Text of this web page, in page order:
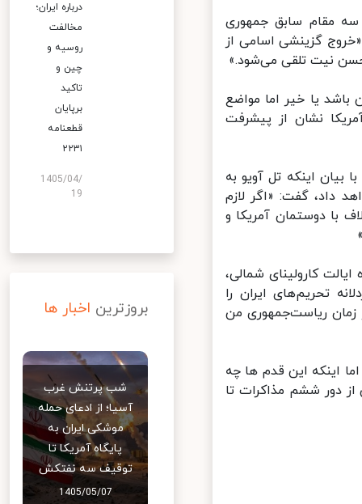
مقام سابق جمهوری
گزینشی اسامی از
نیت تلقی می‌شود.»
یا خیر اما مواضع
نشان از پیشرفت
صهیونیستی روز سه‌شنبه ۱۱ خردادماه با بیان اینکه تل آویو به
داد، گفت: «اگر لازم
با دوستمان آمریکا و
کارولینای شمالی،
تحریم‌های ایران را
ریاست‌جمهوری من
اینکه این قدم ها چه
دور ششم مذاکرات تا
درباره ایران؛
مخالفت
روسیه و
چین و
تاکید
برپایان
قطعنامه
۲۲۳۱
1405/04/
19
بروزترین اخبار ها
شب پرتنش غرب
آسیا؛ از ادعای حمله
موشکی ایران به
پایگاه آمریکا تا
توقیف سه نفتکش
1405/05/07